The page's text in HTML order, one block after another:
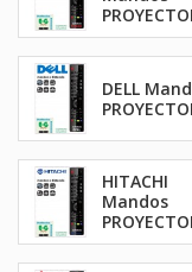
DELL
HITACHI
Mandos